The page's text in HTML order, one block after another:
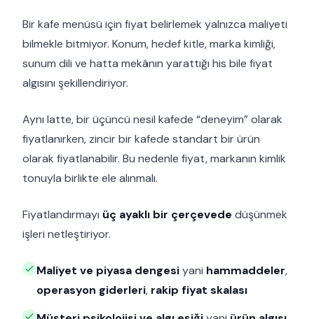
Bir kafe menüsü için fiyat belirlemek yalnızca maliyeti
bilmekle bitmiyor. Konum, hedef kitle, marka kimliği,
sunum dili ve hatta mekânın yarattığı his bile fiyat
algısını şekillendiriyor.
Aynı latte, bir üçüncü nesil kafede “deneyim” olarak
fiyatlanırken, zincir bir kafede standart bir ürün
olarak fiyatlanabilir. Bu nedenle fiyat, markanın kimlik
tonuyla birlikte ele alınmalı.
Fiyatlandırmayı üç ayaklı bir çerçevede düşünmek
işleri netleştiriyor.
Maliyet ve piyasa dengesiyani hammaddeler,
operasyon giderleri, rakip fiyat skalası